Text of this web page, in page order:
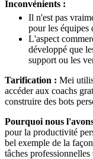
Inconvénients :
Il n'est pas
pour les équipes
L'aspect
développé que
support ou les
Tarification : Mei
accéder aux coachs
construire des bots
Pourquoi nous
pour la productivité
bel exemple de la
tâches professionnelles